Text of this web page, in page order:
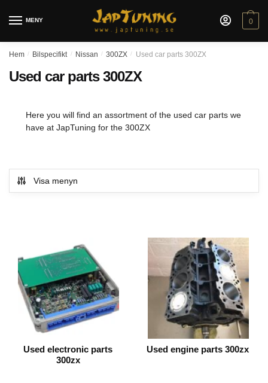
MENY 0
Hem / Bilspecifikt / Nissan / 300ZX / Used car parts 300ZX
Used car parts 300ZX
Here you will find an assortment of the used car parts we
have at JapTuning for the 300ZX
Visa menyn
Used electronic parts
300zx
Used engine parts 300zx